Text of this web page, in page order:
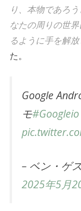
り、本物であろ
なたの周りの世
るように手を解
た。
Google
モ#Googleio
– ベン・ゲ
2025年5月